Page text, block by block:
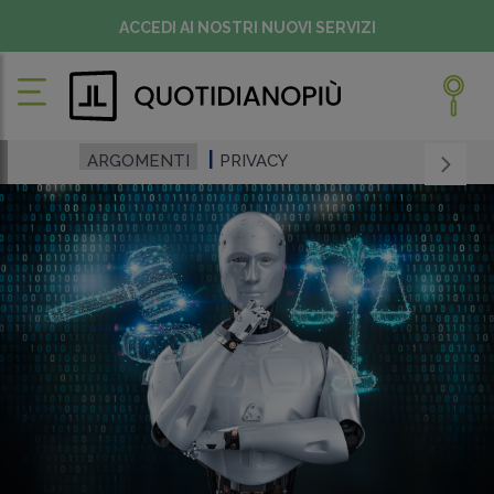
ACCEDI AI NOSTRI NUOVI SERVIZI
ARGOMENTI PRIVACY